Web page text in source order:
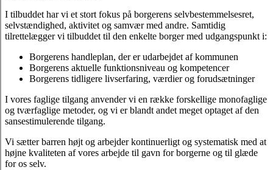
I tilbuddet har vi et stort fokus på borgerens selvbestemmelsesret,
selvstændighed, aktivitet og samvær med andre. Samtidig
tilrettelægger vi tilbuddet til den enkelte borger med udgangspunkt i:
Borgerens handleplan, der er udarbejdet af kommunen
Borgerens aktuelle funktionsniveau og kompetencer
Borgerens tidligere livserfaring, værdier og forudsætninger
I vores faglige tilgang anvender vi en række forskellige monofaglige
og tværfaglige metoder, og vi er blandt andet meget optaget af den
sansestimulerende tilgang.
Vi sætter barren højt og arbejder kontinuerligt og systematisk med at
højne kvaliteten af vores arbejde til gavn for borgerne og til glæde
for os selv.